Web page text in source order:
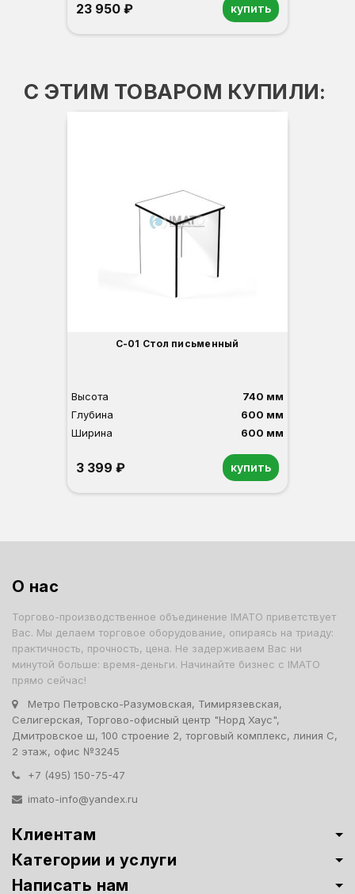
23 950 ₽ купить
С ЭТИМ ТОВАРОМ КУПИЛИ:
С-01 Стол письменный
Высота
740 мм
Глубина
600 мм
Ширина
600 мм
3 399 ₽ купить
О нас
Торгово-производственное объединение IMATO приветствует
Вас. Мы делаем торговое оборудование, опираясь на триаду:
практичность, прочность, цена. Не задерживаем Вас ни
минутой больше: время-деньги. Начинайте бизнес с IMATO
прямо сейчас!
Метро Петровско-Разумовская, Тимирязевская,
Селигерская, Торгово-офисный центр "Норд Хаус",
Дмитровское ш, 100 строение 2, торговый комплекс, линия С,
2 этаж, офис №3245
+7 (495) 150-75-47
imato-info@yandex.ru
Клиентам
Категории и услуги
Написать нам